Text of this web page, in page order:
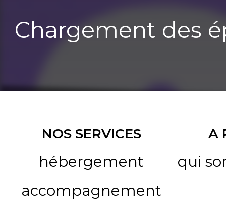
Chargement des
NOS SERVICES
hébergement
accompagnement
A
qui